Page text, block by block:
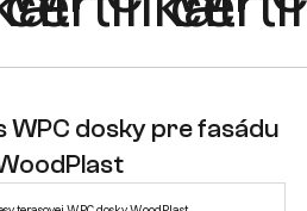
WPC dosky pre fasádu